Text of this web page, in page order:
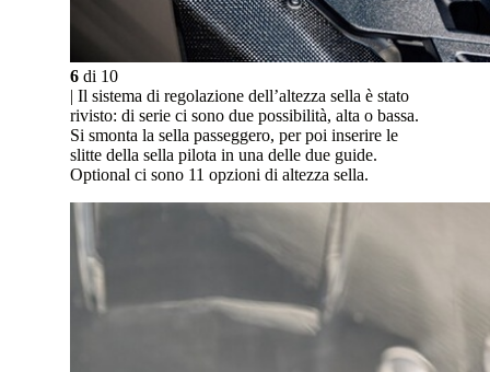
6 di 10
| Il sistema di regolazione dell’altezza sella è stato
rivisto: di serie ci sono due possibilità, alta o bassa.
Si smonta la sella passeggero, per poi inserire le
slitte della sella pilota in una delle due guide.
Optional ci sono 11 opzioni di altezza sella.